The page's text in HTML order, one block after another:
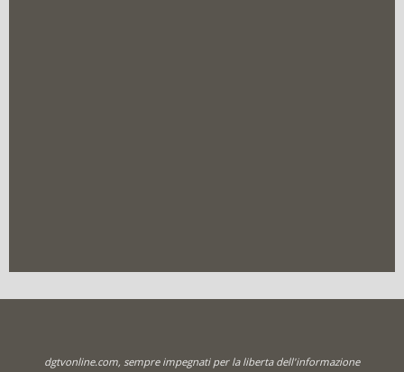
dgtvonline.com, sempre impegnati per la liberta dell'informazione